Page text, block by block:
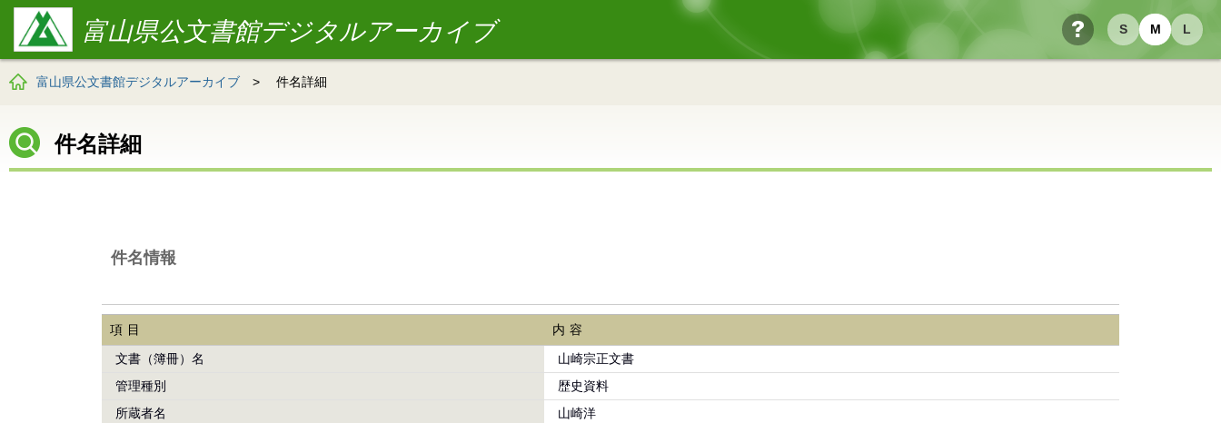
S M L
ヘルプ
富山県公文書館デジタルアーカイブ
富山県公文書館デジタルアーカイブ > 件名詳細
件名詳細
件名情報
項目
内容
文書（簿冊）名
山崎宗正文書
管理種別
歴史資料
所蔵者名
山崎洋